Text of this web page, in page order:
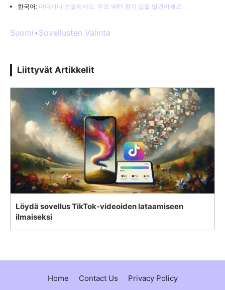
한국어: 어디서나 연결하세요: 무료 WiFi 찾기 앱을 발견하세요
Suomi › Sovellusten Valinta
Liittyvät Artikkelit
Löydä sovellus TikTok-videoiden lataamiseen
ilmaiseksi
Home Contact Us Privacy Policy